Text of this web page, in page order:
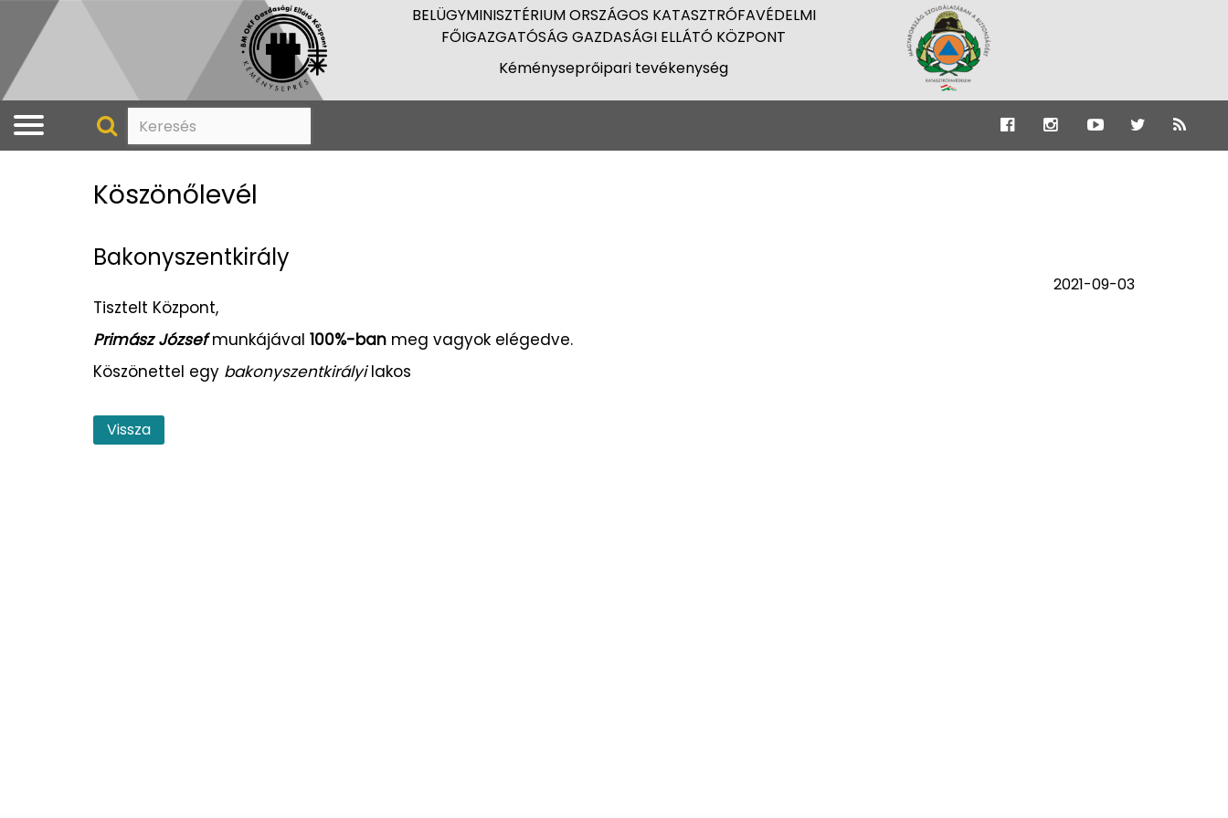
BELÜGYMINISZTÉRIUM ORSZÁGOS KATASZTRÓFAVÉDELMI
FŐIGAZGATÓSÁG GAZDASÁGI ELLÁTÓ KÖZPONT
Kéményseprőipari tevékenység
Köszönőlevél
Bakonyszentkirály
2021-09-03
Tisztelt Központ,
Primász Józsefmunkájával 100%-ban meg vagyok elégedve.
Köszönettel egy bakonyszentkirályilakos
Vissza